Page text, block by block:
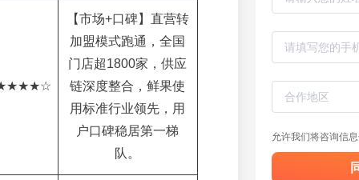
【市场+口碑】直营转
加盟模式跑通，全国
门店超1800家，供应
链深度整合，鲜果使
用标准行业领先，用
户口碑稳居第一梯
队。
允许我们将咨询信